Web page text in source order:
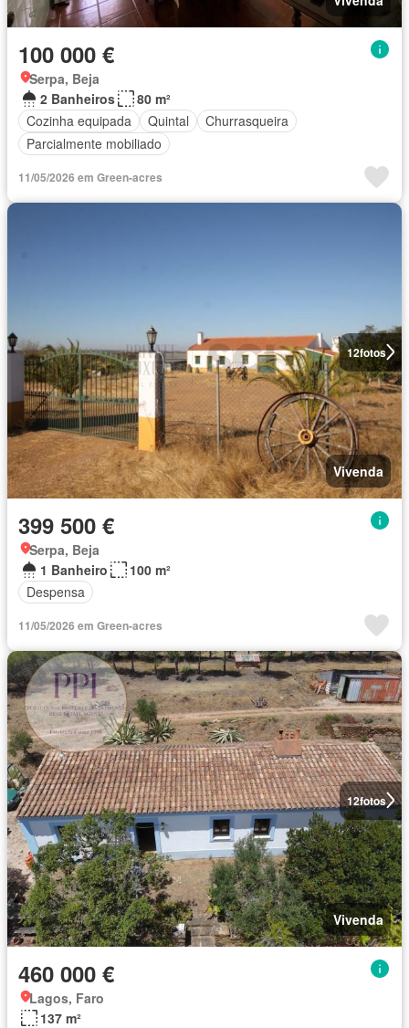
100 000 €
Serpa, Beja
2 Banheiros
80 m²
Cozinha equipada
Quintal
Churrasqueira
Parcialmente mobiliado
11/05/2026 em Green-acres
12fotos
Vivenda
399 500 €
Serpa, Beja
1 Banheiro
100 m²
Despensa
11/05/2026 em Green-acres
12fotos
Vivenda
460 000 €
Lagos, Faro
137 m²